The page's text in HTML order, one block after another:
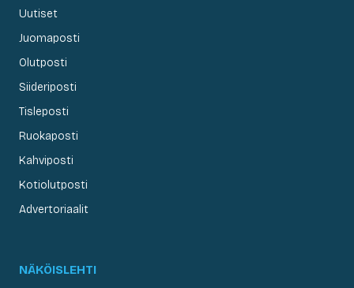
Uutiset
Juomaposti
Olutposti
Siideriposti
Tisleposti
Ruokaposti
Kahviposti
Kotiolutposti
Advertoriaalit
NÄKÖISLEHTI